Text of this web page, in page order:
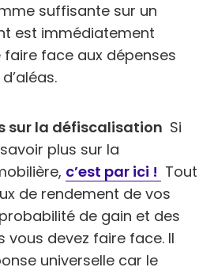
suffisante sur un
est immédiatement
face aux dépenses
sur la défiscalisation Si
plus sur la
c’est par ici ! Tout
de rendement de vos
de gain et des
vous devez faire face. Il
universelle car le